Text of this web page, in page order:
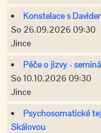
Konstelace s
So 26.09.2026 09:30
Jince
Péče o jizvy -
So 10.10.2026 09:30
Jince
Psychosomatické
Skálovou